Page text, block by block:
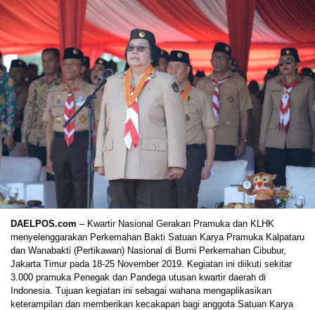
DAELPOS.com – Kwartir Nasional Gerakan Pramuka dan KLHK
menyelenggarakan Perkemahan Bakti Satuan Karya Pramuka Kalpataru
dan Wanabakti (Pertikawan) Nasional di Bumi Perkemahan Cibubur,
Jakarta Timur pada 18-25 November 2019. Kegiatan ini diikuti sekitar
3.000 pramuka Penegak dan Pandega utusan kwartir daerah di
Indonesia. Tujuan kegiatan ini sebagai wahana mengaplikasikan
keterampilan dan memberikan kecakapan bagi anggota Satuan Karya